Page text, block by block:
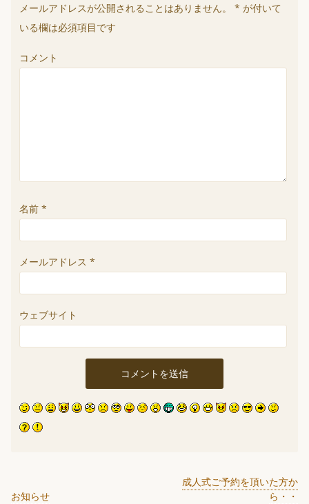
メールアドレスが公開されることはありません。 * が付いて
いる欄は必須項目です
コメント
名前 *
メールアドレス *
ウェブサイト
お知らせ
成人式ご予約を頂いた方か
ら・・